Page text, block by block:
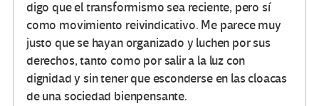
digo que el transformismo sea reciente, pero sí
como movimiento reivindicativo. Me parece muy
justo que se hayan organizado y luchen por sus
derechos, tanto como por salir a la luz con
dignidad y sin tener que esconderse en las cloacas
de una sociedad bienpensante.